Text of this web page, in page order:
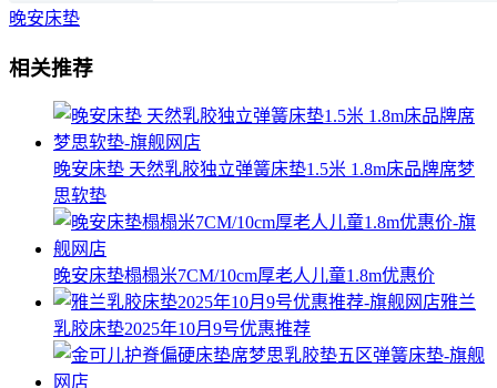
晚安床垫
相关推荐
晚安床垫 天然乳胶独立弹簧床垫1.5米 1.8m床品牌席梦
思软垫
晚安床垫榻榻米7CM/10cm厚老人儿童1.8m优惠价
雅兰
乳胶床垫2025年10月9号优惠推荐